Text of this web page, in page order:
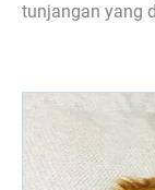
tunjangan yang